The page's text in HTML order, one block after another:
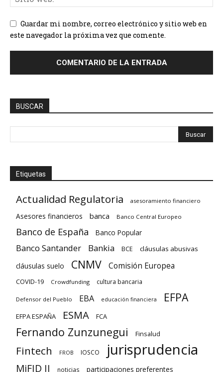
Guardar mi nombre, correo electrónico y sitio web en
este navegador la próxima vez que comente.
BUSCAR
Etiquetas
Actualidad Regulatoria asesoramiento financiero
Asesores financieros banca Banco Central Europeo
Banco de España Banco Popular
Banco Santander Bankia BCE cláusulas abusivas
cláusulas suelo CNMV Comisión Europea
COVID-19 Crowdfunding cultura bancaria
Defensor del Pueblo EBA educación financiera EFPA
EFPA ESPAÑA ESMA FCA
Fernando Zunzunegui Finsalud
Fintech FROB IOSCO jurisprudencia
MiFID II noticias participaciones preferentes